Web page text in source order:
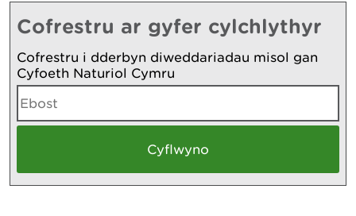
Cofrestru ar gyfer cylchlythyr
Cofrestru i dderbyn diweddariadau misol gan
Cyfoeth Naturiol Cymru